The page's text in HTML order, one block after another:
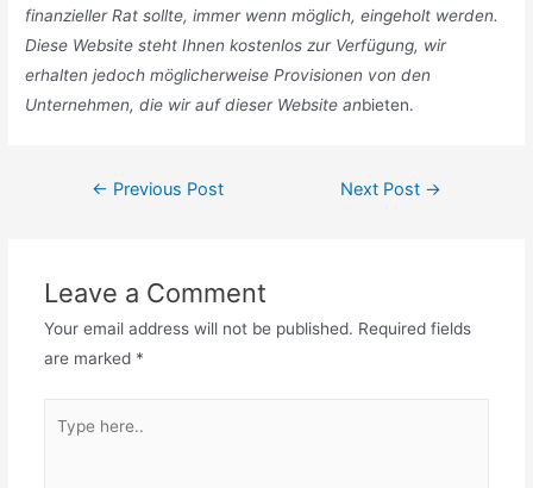
finanzieller Rat sollte, immer wenn möglich, eingeholt werden.
Diese Website steht Ihnen kostenlos zur Verfügung, wir
erhalten jedoch möglicherweise Provisionen von den
Unternehmen, die wir auf dieser Website anbieten.
Post← Previous Post Next Post →
Leave a Comment
Your email address will not be published. Required fields
are marked *
here..